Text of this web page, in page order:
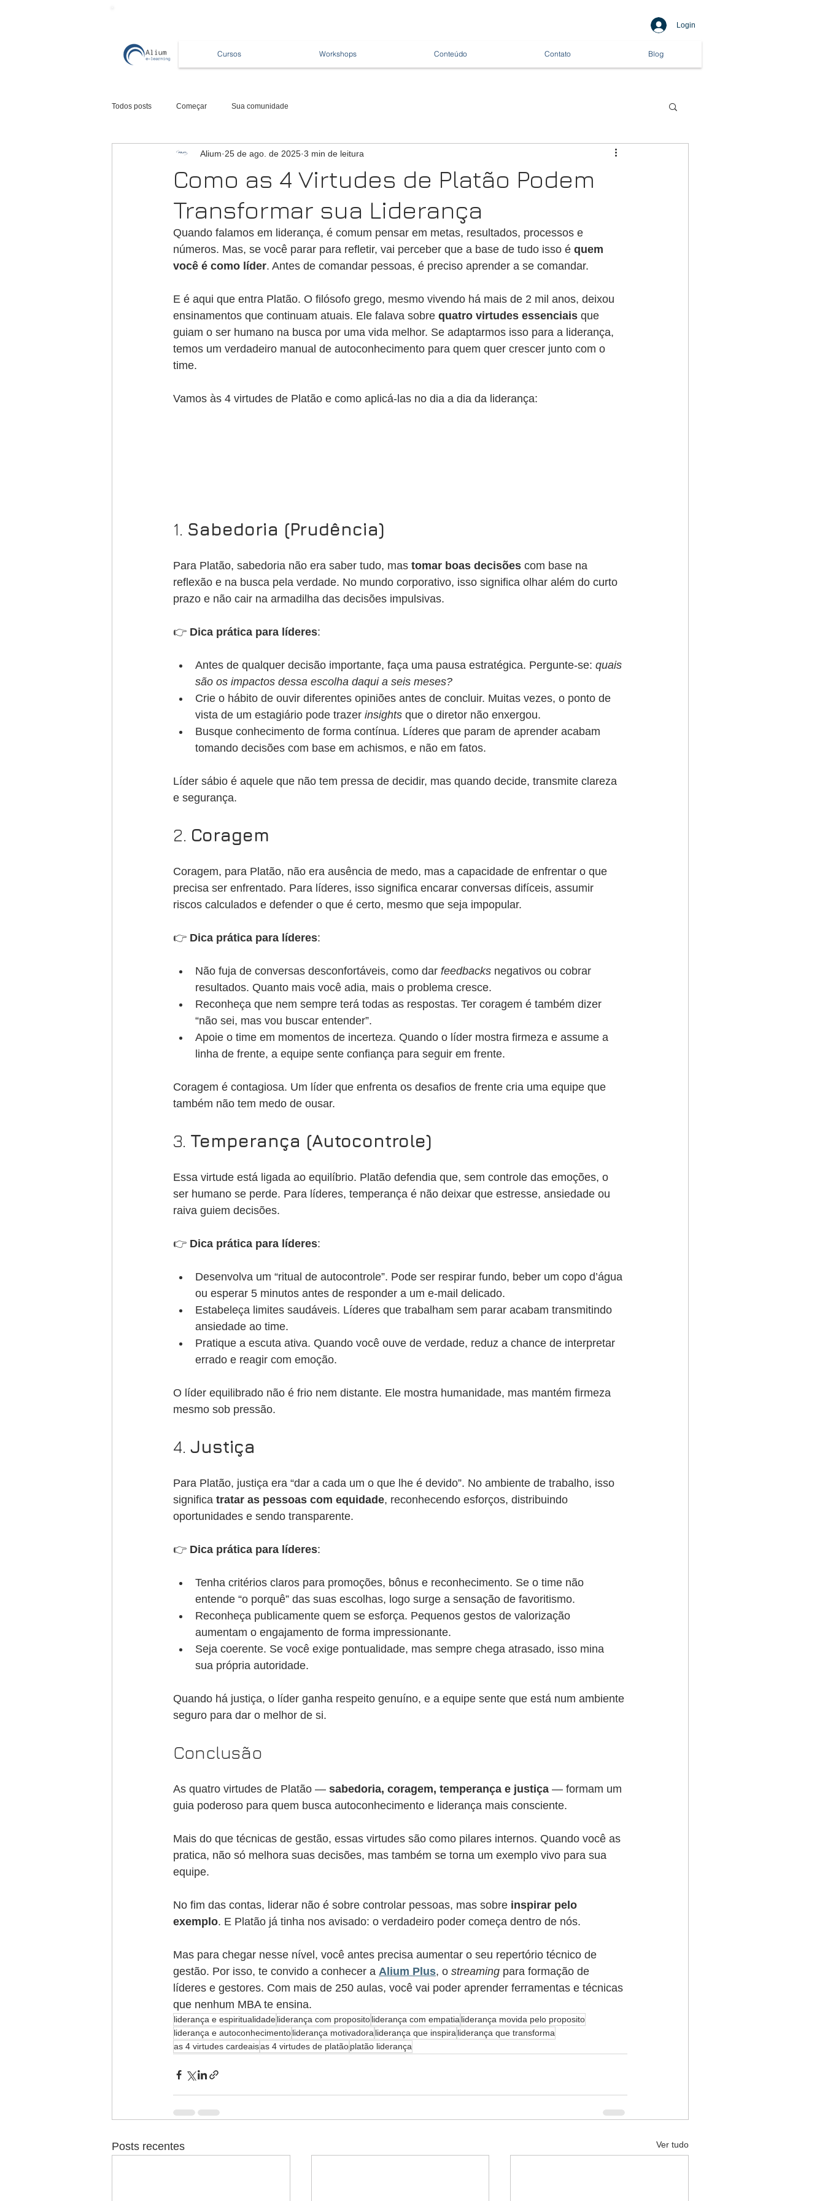
Login
Cursos Workshops Conteúdo Contato Blog
Todos posts Começar Sua comunidade
Como as 4 Virtudes de Platão Podem
Transformar sua Liderança
Alium 25 de ago. de 2025 3 min de leitura
Quando falamos em liderança, é comum pensar em metas, resultados, processos e
números. Mas, se você parar para refletir, vai perceber que a base de tudo isso é quem
você é como líder. Antes de comandar pessoas, é preciso aprender a se comandar.
E é aqui que entra Platão. O filósofo grego, mesmo vivendo há mais de 2 mil anos, deixou
ensinamentos que continuam atuais. Ele falava sobre quatro virtudes essenciais que
guiam o ser humano na busca por uma vida melhor. Se adaptarmos isso para a liderança,
temos um verdadeiro manual de autoconhecimento para quem quer crescer junto com o
time.
Vamos às 4 virtudes de Platão e como aplicá-las no dia a dia da liderança:
1. Sabedoria (Prudência)
Para Platão, sabedoria não era saber tudo, mas tomar boas decisões com base na
reflexão e na busca pela verdade. No mundo corporativo, isso significa olhar além do curto
prazo e não cair na armadilha das decisões impulsivas.
👉 Dica prática para líderes:
Antes de qualquer decisão importante, faça uma pausa estratégica. Pergunte-se: quais
são os impactos dessa escolha daqui a seis meses?
Crie o hábito de ouvir diferentes opiniões antes de concluir. Muitas vezes, o ponto de
vista de um estagiário pode trazer insights que o diretor não enxergou.
Busque conhecimento de forma contínua. Líderes que param de aprender acabam
tomando decisões com base em achismos, e não em fatos.
Líder sábio é aquele que não tem pressa de decidir, mas quando decide, transmite clareza
e segurança.
2. Coragem
Coragem, para Platão, não era ausência de medo, mas a capacidade de enfrentar o que
precisa ser enfrentado. Para líderes, isso significa encarar conversas difíceis, assumir
riscos calculados e defender o que é certo, mesmo que seja impopular.
👉 Dica prática para líderes:
Não fuja de conversas desconfortáveis, como dar feedbacks negativos ou cobrar
resultados. Quanto mais você adia, mais o problema cresce.
Reconheça que nem sempre terá todas as respostas. Ter coragem é também dizer
“não sei, mas vou buscar entender”.
Apoie o time em momentos de incerteza. Quando o líder mostra firmeza e assume a
linha de frente, a equipe sente confiança para seguir em frente.
Coragem é contagiosa. Um líder que enfrenta os desafios de frente cria uma equipe que
também não tem medo de ousar.
3. Temperança (Autocontrole)
Essa virtude está ligada ao equilíbrio. Platão defendia que, sem controle das emoções, o
ser humano se perde. Para líderes, temperança é não deixar que estresse, ansiedade ou
raiva guiem decisões.
👉 Dica prática para líderes:
Desenvolva um “ritual de autocontrole”. Pode ser respirar fundo, beber um copo d’água
ou esperar 5 minutos antes de responder a um e-mail delicado.
Estabeleça limites saudáveis. Líderes que trabalham sem parar acabam transmitindo
ansiedade ao time.
Pratique a escuta ativa. Quando você ouve de verdade, reduz a chance de interpretar
errado e reagir com emoção.
O líder equilibrado não é frio nem distante. Ele mostra humanidade, mas mantém firmeza
mesmo sob pressão.
4. Justiça
Para Platão, justiça era “dar a cada um o que lhe é devido”. No ambiente de trabalho, isso
significa tratar as pessoas com equidade, reconhecendo esforços, distribuindo
oportunidades e sendo transparente.
👉 Dica prática para líderes:
Tenha critérios claros para promoções, bônus e reconhecimento. Se o time não
entende “o porquê” das suas escolhas, logo surge a sensação de favoritismo.
Reconheça publicamente quem se esforça. Pequenos gestos de valorização
aumentam o engajamento de forma impressionante.
Seja coerente. Se você exige pontualidade, mas sempre chega atrasado, isso mina
sua própria autoridade.
Quando há justiça, o líder ganha respeito genuíno, e a equipe sente que está num ambiente
seguro para dar o melhor de si.
Conclusão
As quatro virtudes de Platão — sabedoria, coragem, temperança e justiça — formam um
guia poderoso para quem busca autoconhecimento e liderança mais consciente.
Mais do que técnicas de gestão, essas virtudes são como pilares internos. Quando você as
pratica, não só melhora suas decisões, mas também se torna um exemplo vivo para sua
equipe.
No fim das contas, liderar não é sobre controlar pessoas, mas sobre inspirar pelo
exemplo. E Platão já tinha nos avisado: o verdadeiro poder começa dentro de nós.
Mas para chegar nesse nível, você antes precisa aumentar o seu repertório técnico de
gestão. Por isso, te convido a conhecer a Alium Plus, o streaming para formação de
líderes e gestores. Com mais de 250 aulas, você vai poder aprender ferramentas e técnicas
que nenhum MBA te ensina.
liderança e espiritualidadeliderança com propositoliderança com empatialiderança movida pelo proposito
liderança e autoconhecimentoliderança motivadoraliderança que inspiraliderança que transforma
as 4 virtudes cardeaisas 4 virtudes de platãoplatão liderança
Posts recentes Ver tudo